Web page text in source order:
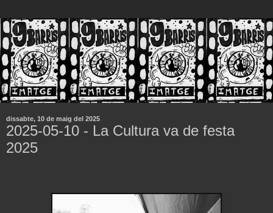
dissabte, 10 de maig del 2025
2025-05-10 - La Cultura va de festa
2025